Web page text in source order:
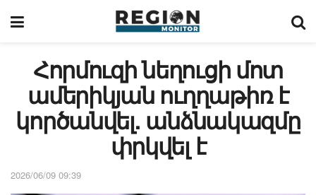
Հորմուզի նեղուցի մոտ
ամերիկյան ուղղաթիռ է
կործանվել. անձնակազմը
փրկվել է
2026/06/09 09:39